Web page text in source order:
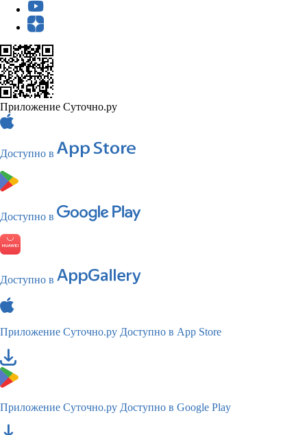
Приложение Суточно.ру
Доступно в
Доступно в
Доступно в
Приложение Суточно.ру Доступно в App Store
Приложение Суточно.ру Доступно в Google Play